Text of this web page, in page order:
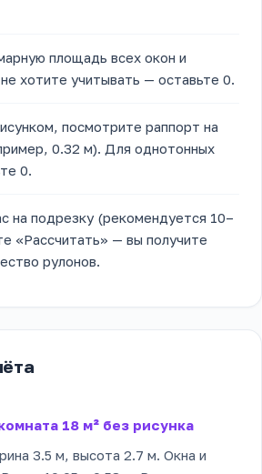
площадь всех окон и
хотите учитывать — оставьте 0.
посмотрите раппорт на
0.32 м). Для однотонных
0.
на подрезку (рекомендуется 10–
«Рассчитать» — вы получите
рулонов.
18 м² без рисунка
3.5 м, высота 2.7 м. Окна и